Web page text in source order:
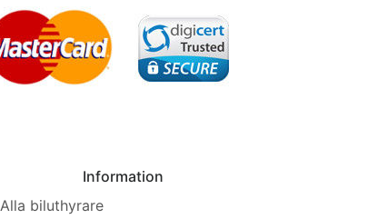
Information
Alla biluthyrare